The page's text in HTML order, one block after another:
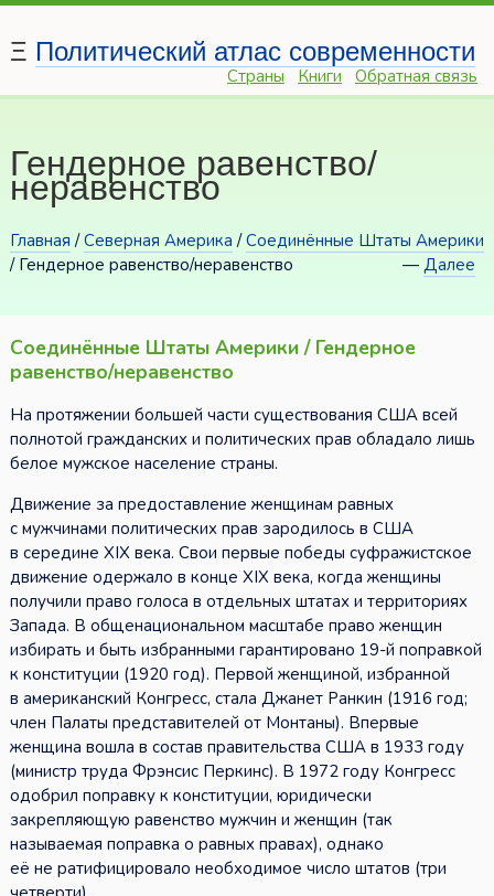
Ξ Политический атлас современности
Страны Книги Обратная связь
Гендерное равенство/
неравенство
Главная /Северная Америка /Соединённые Штаты Америки
/ Гендерное равенство/неравенство
—Далее
Соединённые Штаты Америки / Гендерное
равенство/неравенство
На протяжении большей части существования США всей
полнотой гражданских и политических прав обладало лишь
белое мужское население страны.
Движение за предоставление женщинам равных
с мужчинами политических прав зародилось в США
в середине XIX века. Свои первые победы суфражистское
движение одержало в конце XIX века, когда женщины
получили право голоса в отдельных штатах и территориях
Запада. В общенациональном масштабе право женщин
избирать и быть избранными гарантировано 19-й поправкой
к конституции (1920 год). Первой женщиной, избранной
в американский Конгресс, стала Джанет Ранкин (1916 год;
член Палаты представителей от Монтаны). Впервые
женщина вошла в состав правительства США в 1933 году
(министр труда Фрэнсис Перкинс). В 1972 году Конгресс
одобрил поправку к конституции, юридически
закрепляющую равенство мужчин и женщин (так
называемая поправка о равных правах), однако
её не ратифицировало необходимое число штатов (три